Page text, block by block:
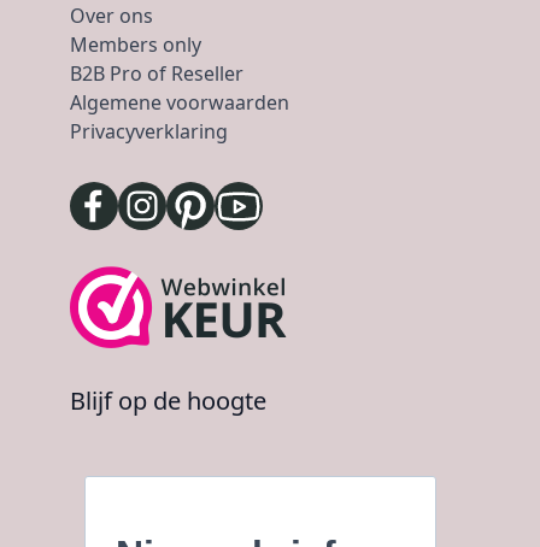
Over ons
Members only
B2B Pro of Reseller
Algemene voorwaarden
Privacyverklaring
Blijf op de hoogte